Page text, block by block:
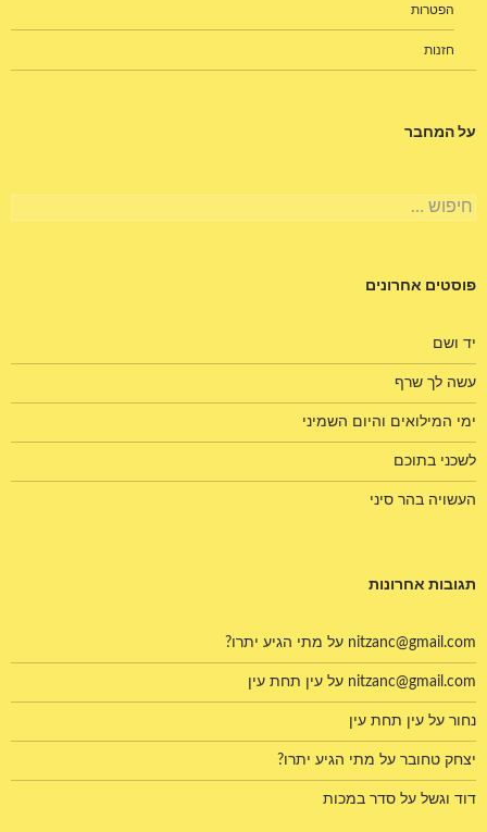
הפטרות
חזנות
על המחבר
חיפוש:
פוסטים אחרונים
יד ושם
עשה לך שרף
ימי המילואים והיום השמיני
לשכני בתוכם
העשויה בהר סיני
תגובות אחרונות
nitzanc@gmail.com על מתי הגיע יתרו?
nitzanc@gmail.com על עין תחת עין
נחור על עין תחת עין
יצחק טחובר על מתי הגיע יתרו?
דוד וגשל על סדר במכות